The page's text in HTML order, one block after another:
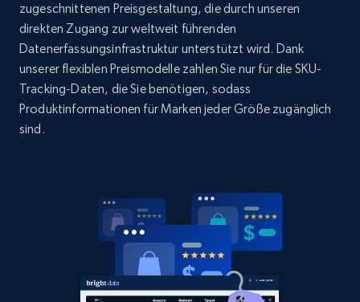
2.1K+ 375+ Jetzt anfangen
Amazon products global dataset -
Collecting products by keyword search
375+ Jetzt anfangen
zugeschnittenen Preisgestaltung, die durch unseren
direkten Zugang zur weltweit führenden
Datenerfassungsinfrastruktur unterstützt wird. Dank
unserer flexiblen Preismodelle zahlen Sie nur für die SKU-
Tracking-Daten, die Sie benötigen, sodass
Produktinformationen für Marken jeder Größe zugänglich
sind.